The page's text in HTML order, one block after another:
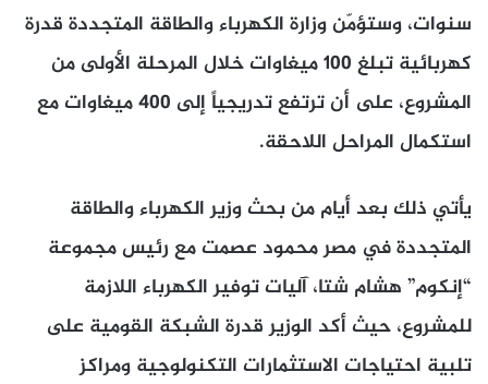
سنوات، وستؤمّن وزارة الكهرباء والطاقة المتجددة قدرة
كهربائية تبلغ 100 ميغاوات خلال المرحلة الأولى من
المشروع، على أن ترتفع تدريجياً إلى 400 ميغاوات مع
استكمال المراحل اللاحقة.
يأتي ذلك بعد أيام من بحث وزير الكهرباء والطاقة
المتجددة في مصر محمود عصمت مع رئيس مجموعة
“إنكوم” هشام شتا، آليات توفير الكهرباء اللازمة
للمشروع، حيث أكد الوزير قدرة الشبكة القومية على
تلبية احتياجات الاستثمارات التكنولوجية ومراكز